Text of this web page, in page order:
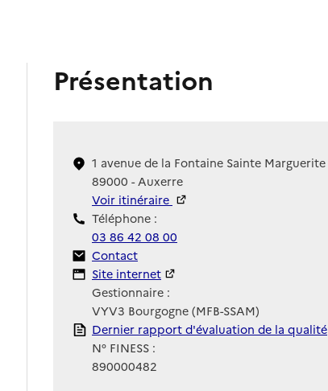
Présentation
1 avenue de la Fontaine Sainte Marguerite
89000 - Auxerre
Voir itinéraire
Téléphone :
03 86 42 08 00
Contact
Contact
Site Internet
Site internet
Gestionnaire :
VYV3 Bourgogne (MFB-SSAM)
Rapport HAS
Dernier rapport d'évaluation de la qualité
N° FINESS :
890000482